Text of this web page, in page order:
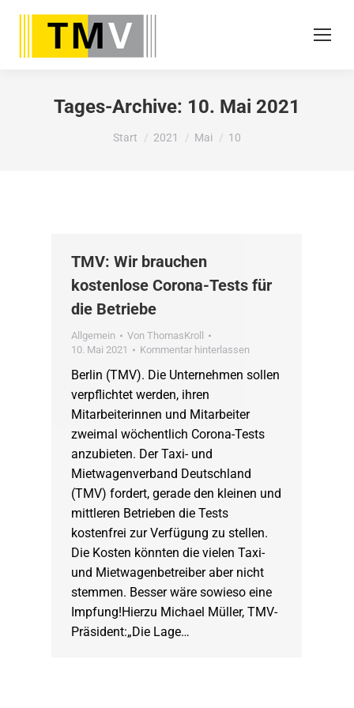
Tages-Archive: 10. Mai 2021
Sie befinden sich hier:
Start 2021 Mai 10
TMV: Wir brauchen
kostenlose Corona-Tests für
die Betriebe
Allgemein Von ThomasKroll
10. Mai 2021
Kommentar hinterlassen
Berlin (TMV). Die Unternehmen sollen
verpflichtet werden, ihren
Mitarbeiterinnen und Mitarbeiter
zweimal wöchentlich Corona-Tests
anzubieten. Der Taxi- und
Mietwagenverband Deutschland
(TMV) fordert, gerade den kleinen und
mittleren Betrieben die Tests
kostenfrei zur Verfügung zu stellen.
Die Kosten könnten die vielen Taxi-
und Mietwagenbetreiber aber nicht
stemmen. Besser wäre sowieso eine
Impfung!Hierzu Michael Müller, TMV-
Präsident:„Die Lage…